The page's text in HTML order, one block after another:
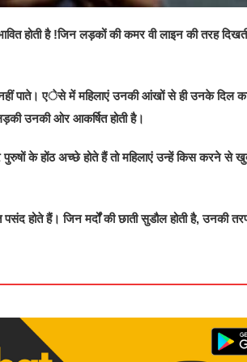
होती है !जिन लड़कों की कमर वी लाइन की तरह
पाते। एेसे में महिलाएं उनकी आंखों से ही उनके दिल
उनकी ओर आकर्षित होती है।
के होंठ अच्छे होते हैं तो महिलाएं उन्हें किस करने से
होते हैं। जिन मर्दों की छाती सुडौल होती है, उनकी